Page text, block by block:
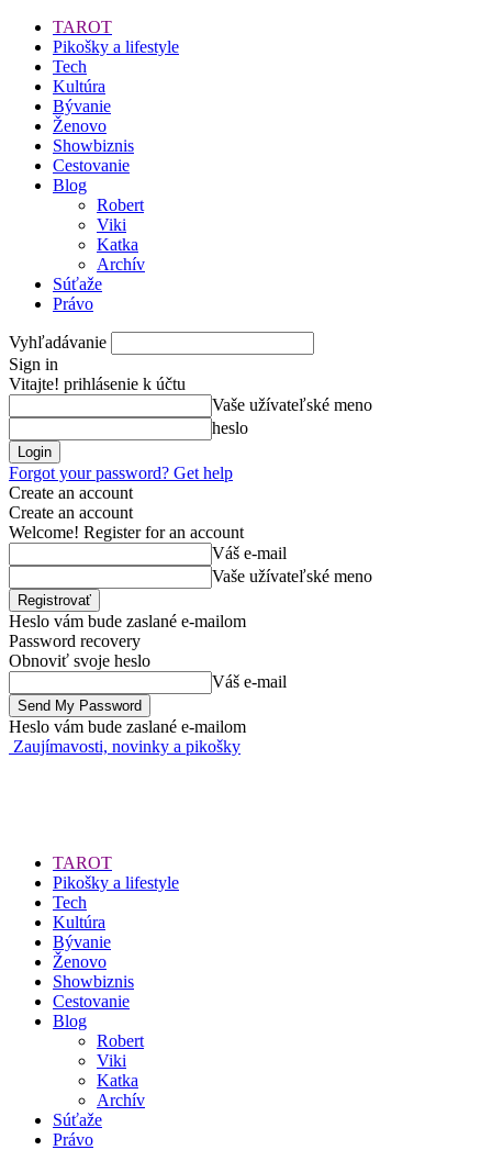
TAROT
Pikošky a lifestyle
Tech
Kultúra
Bývanie
Ženovo
Showbiznis
Cestovanie
Blog
Robert
Viki
Katka
Archív
Súťaže
Právo
Vyhľadávanie
Sign in
Vitajte! prihlásenie k účtu
Vaše užívateľské meno
heslo
Forgot your password? Get help
Create an account
Create an account
Welcome! Register for an account
Váš e-mail
Vaše užívateľské meno
Heslo vám bude zaslané e-mailom
Password recovery
Obnoviť svoje heslo
Váš e-mail
Heslo vám bude zaslané e-mailom
Zaujímavosti, novinky a pikošky
TAROT
Pikošky a lifestyle
Tech
Kultúra
Bývanie
Ženovo
Showbiznis
Cestovanie
Blog
Robert
Viki
Katka
Archív
Súťaže
Právo